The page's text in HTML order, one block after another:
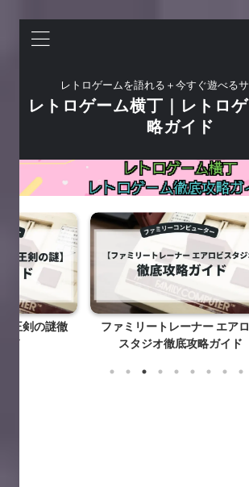
レトロゲームを語れる＋今すぐ遊べる
レトロゲーム横丁｜レトロ
略ガイド
ファミリートレーナー エアロビ
スタジオ徹底攻略ガイド
飛龍の拳